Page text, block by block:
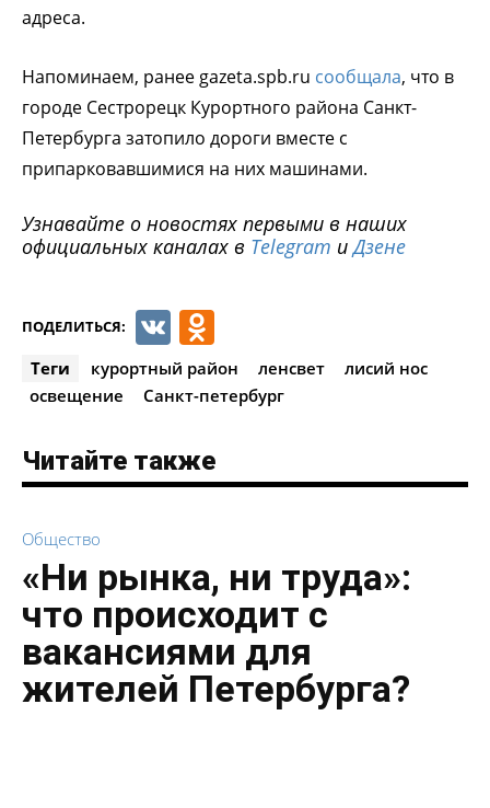
адреса.
Напоминаем, ранее gazeta.spb.ru сообщала, что в
городе Сестрорецк Курортного района Санкт-
Петербурга затопило дороги вместе с
припарковавшимися на них машинами.
Узнавайте о новостях первыми в наших
официальных каналах в Telegram иДзене
ПОДЕЛИТЬСЯ: VK
Теги курортный район ленсвет
лисий нос
освещение
Санкт-петербург
Читайте также
Общество
«Ни рынка, ни труда»:
что происходит с
вакансиями для
жителей Петербурга?